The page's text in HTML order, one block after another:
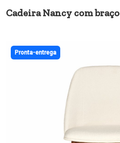
Cadeira Nancy com braço
Pronta-entrega